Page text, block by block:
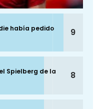
había pedido
9
Spielberg de la
8